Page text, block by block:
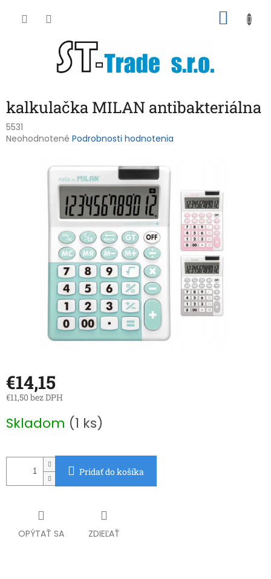
kalkulačka MILAN antibakteriálna
5531
Priemerné
Neohodnotené Podrobnosti hodnotenia
€14,15
€11,50 bez DPH
cena:
Skladom (1 ks)
Pridať do košíka
OPÝTAŤ SA ZDIEĽAŤ